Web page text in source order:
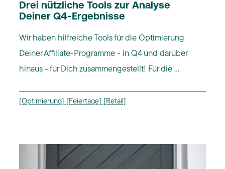
Drei nützliche Tools zur Analyse
Deiner Q4-Ergebnisse
Wir haben hilfreiche Tools für die Optimierung
Deiner Affiliate-Programme - in Q4 und darüber
hinaus - für Dich zusammengestellt! Für die ...
[Optimierung] [Feiertage] [Retail]